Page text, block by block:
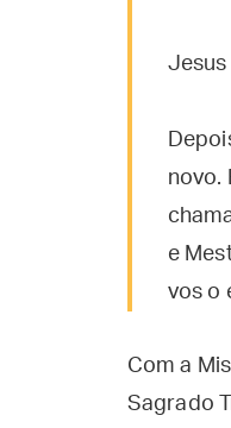
Jesus
novo.
e
vos o
Com a
Sagrado